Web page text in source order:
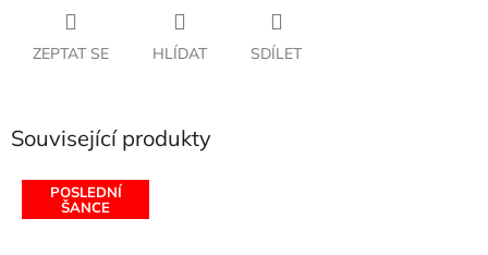
ZEPTAT SE HLÍDAT SDÍLET
Související produkty
POSLEDNÍ
ŠANCE